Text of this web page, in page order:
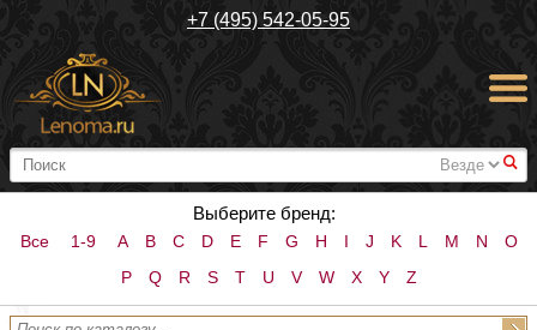
+7 (495) 542-05-95
#
Выберите бренд:
Все 1-9 A B C D E F G H I J K L M N
O
P
Q R S T U V W X Y Z